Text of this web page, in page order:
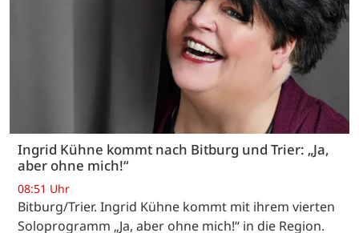
Ingrid Kühne kommt nach Bitburg und Trier: „Ja,
aber ohne mich!“
08:51 Uhr
Bitburg/Trier. Ingrid Kühne kommt mit ihrem vierten
Soloprogramm „Ja, aber ohne mich!“ in die Region.